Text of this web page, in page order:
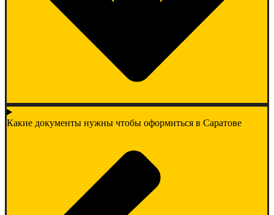
Какие документы нужны чтобы оформиться в Саратове